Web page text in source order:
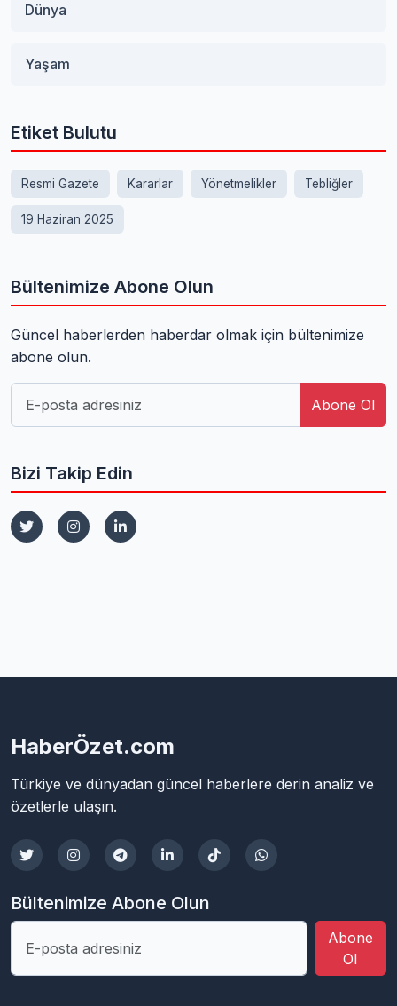
Dünya
Yaşam
Etiket Bulutu
Resmi Gazete Kararlar Yönetmelikler Tebliğler
19 Haziran 2025
Bültenimize Abone Olun
Güncel haberlerden haberdar olmak için bültenimize
abone olun.
Abone Ol
Bizi Takip Edin
HaberÖzet.com
Türkiye ve dünyadan güncel haberlere derin analiz ve
özetlerle ulaşın.
Bültenimize Abone Olun
Abone
Ol